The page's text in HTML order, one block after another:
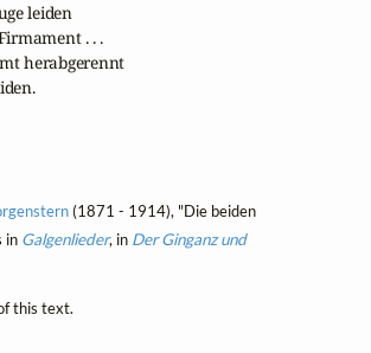
leiden
. . .
herabgerennt
(1871 - 1914), "Die beiden
in Galgenlieder, in Der Ginganz und
this text.